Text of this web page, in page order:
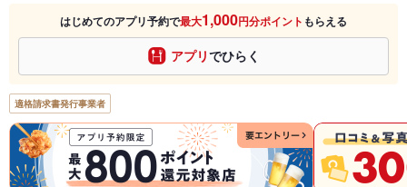
はじめてのアプリ予約で最大1,000円分ポイント もらえる
アプリでひらく
適格請求書発行事業者